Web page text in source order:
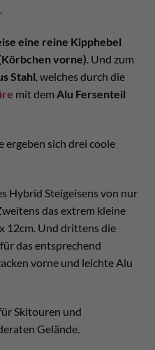
eine reine Kipphebel
vorne). Und zum
Stahl, welches durch die
mit dem Alu Fersenteil
ergeben sich drei coole
Hybrid Steigeisens von nur
das extrem kleine
12cm. Und drittens die
das entsprechend
vorne und leichte Alu
Skitouren und
Gelände.